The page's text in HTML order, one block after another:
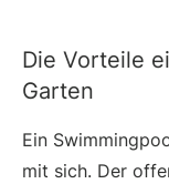
Die Vorteile
Garten
Ein
mit sich. Der